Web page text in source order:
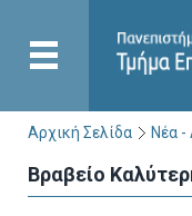
Αρχική Σελίδα Νέα -
Βραβείο